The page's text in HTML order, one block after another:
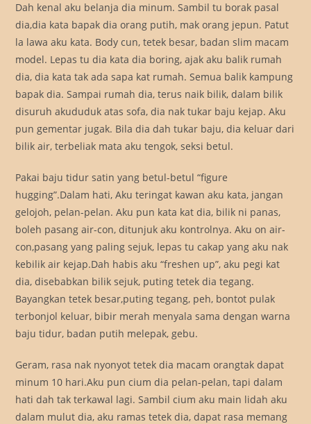
Dah kenal aku belanja dia minum. Sambil tu borak pasal
dia,dia kata bapak dia orang putih, mak orang jepun. Patut
la lawa aku kata. Body cun, tetek besar, badan slim macam
model. Lepas tu dia kata dia boring, ajak aku balik rumah
dia, dia kata tak ada sapa kat rumah. Semua balik kampung
bapak dia. Sampai rumah dia, terus naik bilik, dalam bilik
disuruh akududuk atas sofa, dia nak tukar baju kejap. Aku
pun gementar jugak. Bila dia dah tukar baju, dia keluar dari
bilik air, terbeliak mata aku tengok, seksi betul.
Pakai baju tidur satin yang betul-betul “figure
hugging”.Dalam hati, Aku teringat kawan aku kata, jangan
gelojoh, pelan-pelan. Aku pun kata kat dia, bilik ni panas,
boleh pasang air-con, ditunjuk aku kontrolnya. Aku on air-
con,pasang yang paling sejuk, lepas tu cakap yang aku nak
kebilik air kejap.Dah habis aku “freshen up”, aku pegi kat
dia, disebabkan bilik sejuk, puting tetek dia tegang.
Bayangkan tetek besar,puting tegang, peh, bontot pulak
terbonjol keluar, bibir merah menyala sama dengan warna
baju tidur, badan putih melepak, gebu.
Geram, rasa nak nyonyot tetek dia macam orangtak dapat
minum 10 hari.Aku pun cium dia pelan-pelan, tapi dalam
hati dah tak terkawal lagi. Sambil cium aku main lidah aku
dalam mulut dia, aku ramas tetek dia, dapat rasa memang